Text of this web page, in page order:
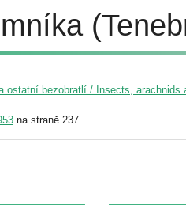
ostatní bezobratlí / Insects, arachnids
na straně 237